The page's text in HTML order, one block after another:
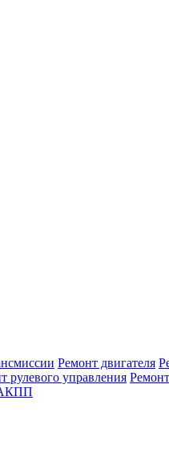
Ремонт двигателя
рулевого управления